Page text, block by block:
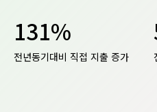
131%
전년동기대비 직접 지출 증가